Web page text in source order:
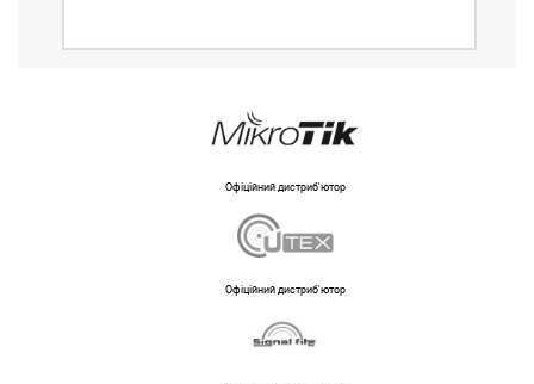
Офіційний дистриб'ютор
Офіційний дистриб'ютор